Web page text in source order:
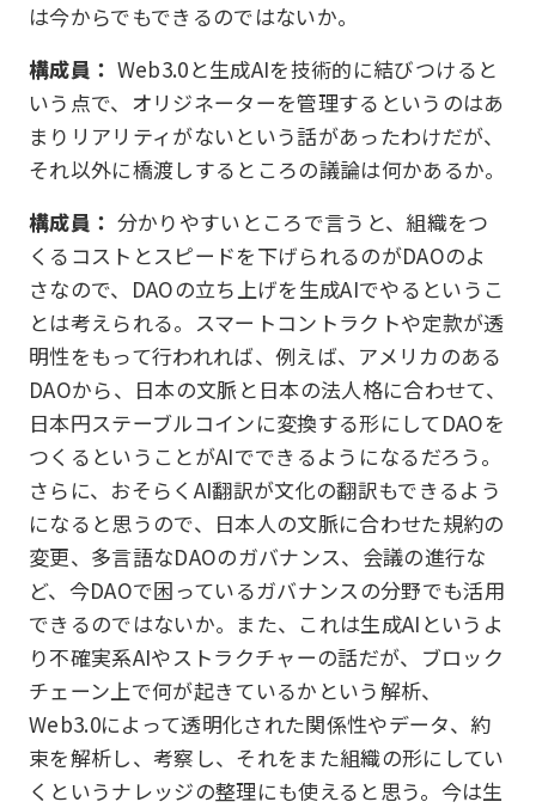
は今からでもできるのではないか。
構成員： Web3.0と生成AIを技術的に結びつけると
いう点で、オリジネーターを管理するというのはあ
まりリアリティがないという話があったわけだが、
それ以外に橋渡しするところの議論は何かあるか。
構成員： 分かりやすいところで言うと、組織をつ
くるコストとスピードを下げられるのがDAOのよ
さなので、DAOの立ち上げを生成AIでやるというこ
とは考えられる。スマートコントラクトや定款が透
明性をもって行われれば、例えば、アメリカのある
DAOから、日本の文脈と日本の法人格に合わせて、
日本円ステーブルコインに変換する形にしてDAOを
つくるということがAIでできるようになるだろう。
さらに、おそらくAI翻訳が文化の翻訳もできるよう
になると思うので、日本人の文脈に合わせた規約の
変更、多言語なDAOのガバナンス、会議の進行な
ど、今DAOで困っているガバナンスの分野でも活用
できるのではないか。また、これは生成AIというよ
り不確実系AIやストラクチャーの話だが、ブロック
チェーン上で何が起きているかという解析、
Web3.0によって透明化された関係性やデータ、約
束を解析し、考察し、それをまた組織の形にしてい
くというナレッジの整理にも使えると思う。今は生